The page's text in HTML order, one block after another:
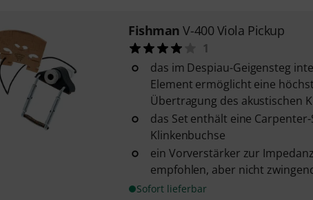
Fishman V-400 Viola Pickup
1
das im Despiau-Geigensteg
Element ermöglicht eine
Übertragung des akustischen
das Set enthält eine
Klinkenbuchse
ein Vorverstärker zur
empfohlen, aber nicht
Sofort lieferbar